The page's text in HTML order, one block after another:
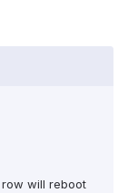
row will reboot